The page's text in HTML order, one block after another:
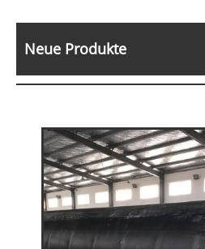
Neue Produkte